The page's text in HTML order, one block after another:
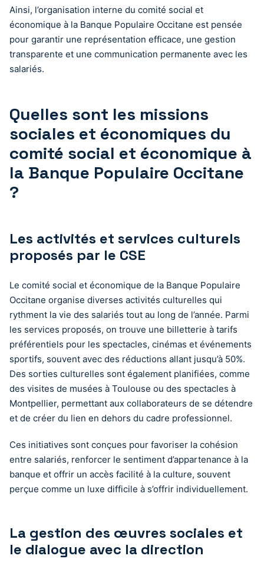
Ainsi, l’organisation interne du comité social et
économique à la Banque Populaire Occitane est pensée
pour garantir une représentation efficace, une gestion
transparente et une communication permanente avec les
salariés.
Quelles sont les missions
sociales et économiques du
comité social et économique à
la Banque Populaire Occitane
?
Les activités et services culturels
proposés par le CSE
Le comité social et économique de la Banque Populaire
Occitane organise diverses activités culturelles qui
rythment la vie des salariés tout au long de l’année. Parmi
les services proposés, on trouve une billetterie à tarifs
préférentiels pour les spectacles, cinémas et événements
sportifs, souvent avec des réductions allant jusqu’à 50%.
Des sorties culturelles sont également planifiées, comme
des visites de musées à Toulouse ou des spectacles à
Montpellier, permettant aux collaborateurs de se détendre
et de créer du lien en dehors du cadre professionnel.
Ces initiatives sont conçues pour favoriser la cohésion
entre salariés, renforcer le sentiment d’appartenance à la
banque et offrir un accès facilité à la culture, souvent
perçue comme un luxe difficile à s’offrir individuellement.
La gestion des œuvres sociales et
le dialogue avec la direction